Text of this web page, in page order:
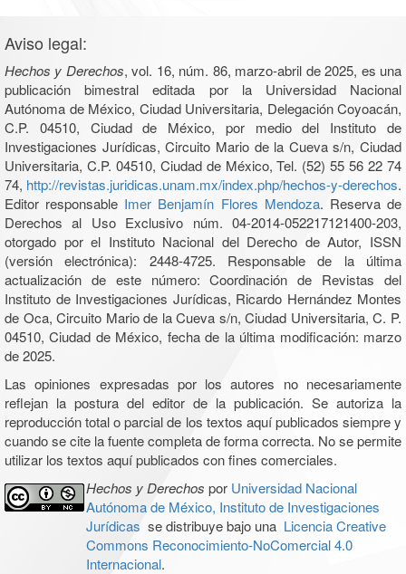
Aviso legal:
Hechos y Derechos, vol. 16, núm. 86, marzo-abril de 2025, es una
publicación bimestral editada por la Universidad Nacional
Autónoma de México, Ciudad Universitaria, Delegación Coyoacán,
C.P. 04510, Ciudad de México, por medio del Instituto de
Investigaciones Jurídicas, Circuito Mario de la Cueva s/n, Ciudad
Universitaria, C.P. 04510, Ciudad de México, Tel. (52) 55 56 22 74
74, http://revistas.juridicas.unam.mx/index.php/hechos-y-derechos.
Editor responsable Imer Benjamín Flores Mendoza. Reserva de
Derechos al Uso Exclusivo núm. 04-2014-052217121400-203,
otorgado por el Instituto Nacional del Derecho de Autor, ISSN
(versión electrónica): 2448-4725. Responsable de la última
actualización de este número: Coordinación de Revistas del
Instituto de Investigaciones Jurídicas, Ricardo Hernández Montes
de Oca, Circuito Mario de la Cueva s/n, Ciudad Universitaria, C. P.
04510, Ciudad de México, fecha de la última modificación: marzo
de 2025.
Las opiniones expresadas por los autores no necesariamente
reflejan la postura del editor de la publicación. Se autoriza la
reproducción total o parcial de los textos aquí publicados siempre y
cuando se cite la fuente completa de forma correcta. No se permite
utilizar los textos aquí publicados con fines comerciales.
Hechos y Derechos por Universidad Nacional
Autónoma de México, Instituto de Investigaciones
Jurídicas se distribuye bajo una Licencia Creative
Commons Reconocimiento-NoComercial 4.0
Internacional.